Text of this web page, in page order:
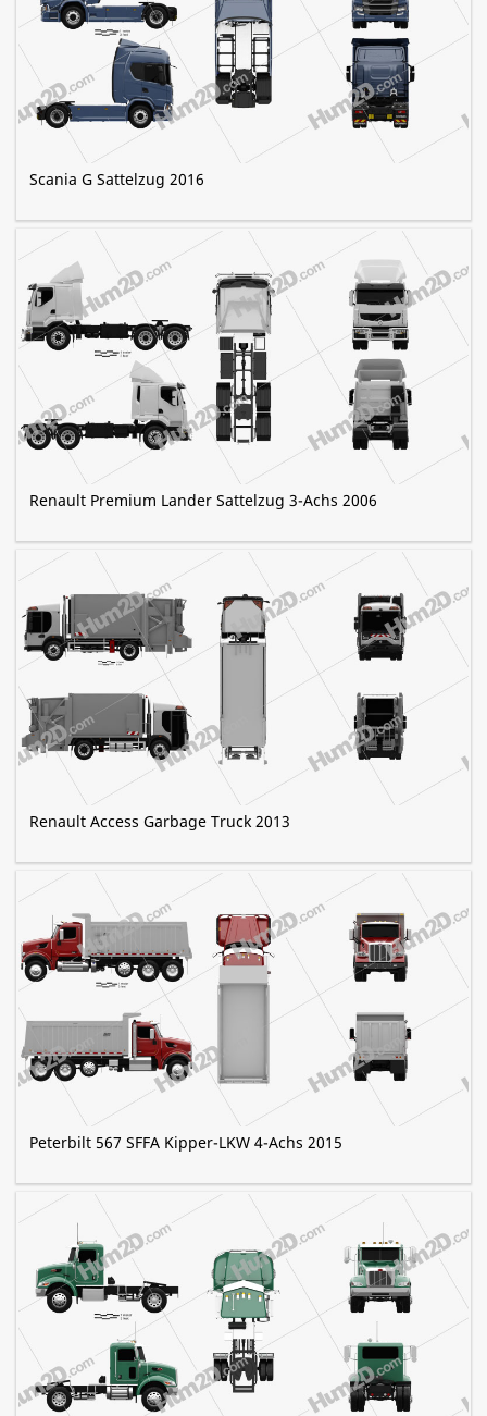
Scania G Sattelzug 2016
Renault Premium Lander Sattelzug 3-Achs 2006
Renault Access Garbage Truck 2013
Peterbilt 567 SFFA Kipper-LKW 4-Achs 2015